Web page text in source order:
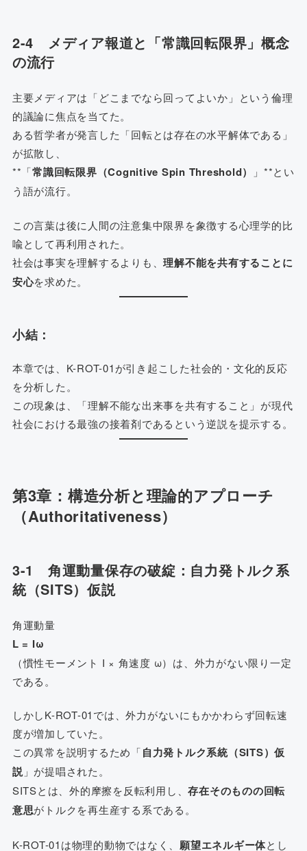
2-4 メディア報道と「常識回転限界」概念
の流行
主要メディアは「どこまでなら回ってよいか」という倫理
的議論に焦点を当てた。
ある哲学者が発言した「回転とは存在の水平解体である」
が拡散し、
**「常識回転限界（Cognitive Spin Threshold）
」**とい
う語が流行。
この言葉は後に人間の注意集中限界を象徴する心理学的比
喩として再利用された。
社会は事実を理解するよりも、理解不能を共有することに
安心を求めた。
小結：
本章では、K-ROT-01が引き起こした社会的・文化的反応
を分析した。
この現象は、「理解不能な出来事を共有すること」が現代
社会における最強の接着剤であるという逆説を提示する。
第3章：構造分析と理論的アプローチ
（Authoritativeness）
3-1 角運動量保存の破綻：自力発トルク系
統（SITS）仮説
角運動量
L = Iω
（慣性モーメント I × 角速度 ω）は、外力がない限り一定
である。
しかしK-ROT-01では、外力がないにもかかわらず回転速
度が増加していた。
この異常を説明するため「自力発トルク系統（SITS）仮
説 」が提唱された。
SITSとは、外的摩擦を反転利用し、存在そのものの回転
意思がトルクを再生産する系である。
K-ROT-01は物理的動物ではなく、 願望エネルギー体とし